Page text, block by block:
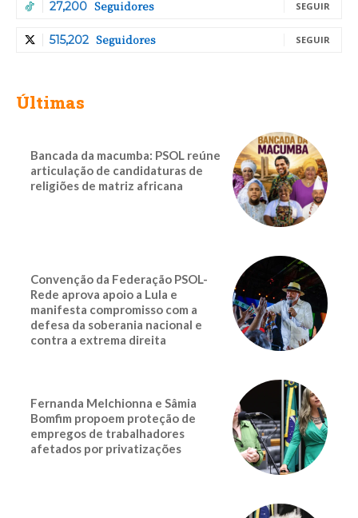
27,200 Seguidores SEGUIR
515,202 Seguidores SEGUIR
Últimas
Bancada da macumba: PSOL reúne
articulação de candidaturas de
religiões de matriz africana
Convenção da Federação PSOL-
Rede aprova apoio a Lula e
manifesta compromisso com a
defesa da soberania nacional e
contra a extrema direita
Fernanda Melchionna e Sâmia
Bomfim propoem proteção de
empregos de trabalhadores
afetados por privatizações